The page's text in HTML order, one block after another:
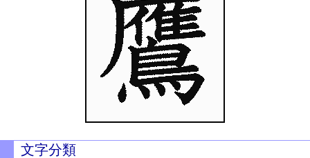
文字分類